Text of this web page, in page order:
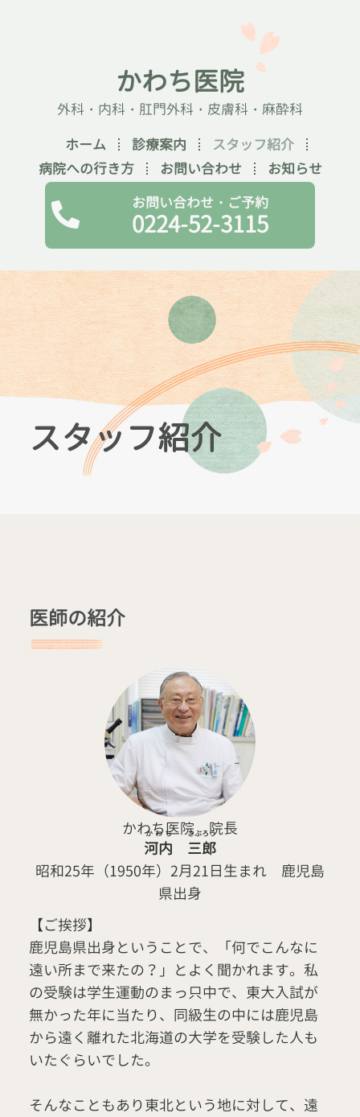
かわち医院
外科・内科・肛門外科・皮膚科・麻酔科
ホーム
診療案内
スタッフ紹介
病院への行き方
お問い合わせ
お知らせ
お問い合わせ・ご予約
0224-52-3115
スタッフ紹介
医師の紹介
かわち医院 院長
河内
かわち
三郎
さぶろう
昭和25年（1950年）2月21日生まれ 鹿児島
県出身
【ご挨拶】
鹿児島県出身ということで、「何でこんなに
遠い所まで来たの？」とよく聞かれます。私
の受験は学生運動のまっ只中で、東大入試が
無かった年に当たり、同級生の中には鹿児島
から遠く離れた北海道の大学を受験した人も
いたぐらいでした。
そんなこともあり東北という地に対して、遠